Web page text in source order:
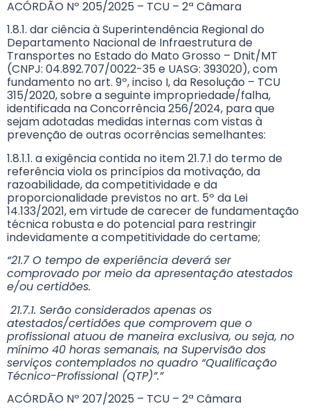
ACÓRDÃO Nº 205/2025 – TCU – 2ª Câmara
1.8.1. dar ciência à Superintendência Regional do
Departamento Nacional de Infraestrutura de
Transportes no Estado do Mato Grosso – Dnit/MT
(CNPJ: 04.892.707/0022-35 e UASG: 393020), com
fundamento no art. 9º, inciso I, da Resolução – TCU
315/2020, sobre a seguinte impropriedade/falha,
identificada na Concorrência 256/2024, para que
sejam adotadas medidas internas com vistas à
prevenção de outras ocorrências semelhantes:
1.8.1.1. a exigência contida no item 21.7.1 do termo de
referência viola os princípios da motivação, da
razoabilidade, da competitividade e da
proporcionalidade previstos no art. 5º da Lei
14.133/2021, em virtude de carecer de fundamentação
técnica robusta e do potencial para restringir
indevidamente a competitividade do certame;
“21.7 O tempo de experiência deverá ser
comprovado por meio da apresentação atestados
e/ou certidões.
21.7.1. Serão considerados apenas os
atestados/certidões que comprovem que o
profissional atuou de maneira exclusiva, ou seja, no
mínimo 40 horas semanais, na Supervisão dos
serviços contemplados no quadro “Qualificação
Técnico-Profissional (QTP)”.”
ACÓRDÃO Nº 207/2025 – TCU – 2ª Câmara